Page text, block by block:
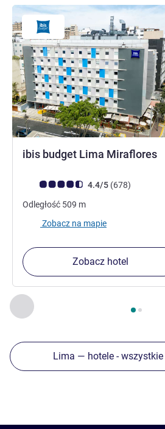
Poprzedni - Inne nasze
Strona , Inne nasze placówki
ibis budget Lima Miraflores3
Ocena klientów (Ocena ALL)
4.4/5 (678Liczba
)
Odległość 509 m
Zobacz na mapie
Zobacz hotel
Lima — hotele -